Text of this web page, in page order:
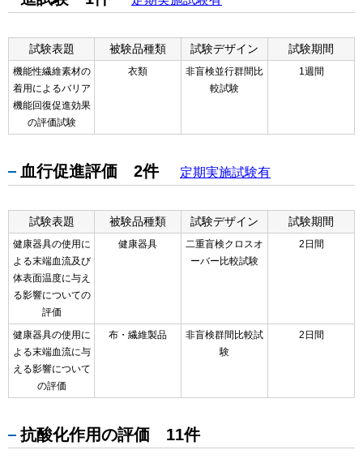
試験表題 被験品種類 試験デザイン 試験期間
機能性繊維素材の
着用によるバリア
機能回復促進効果
の評価試験
衣類
非盲検並行群間比
較試験
1週間
血行促進評価 2件 定期実施試験有
試験表題 被験品種類 試験デザイン 試験期間
健康器具の使用に
よる末端血流及び
体表面温度に与え
る影響についての
評価
健康器具
二重盲検クロスオ
ーバー比較試験
2日間
健康器具の使用に
よる末端血流に与
える影響について
の評価
布・繊維製品
非盲検群間比較試
験
2日間
抗酸化作用の評価 11件